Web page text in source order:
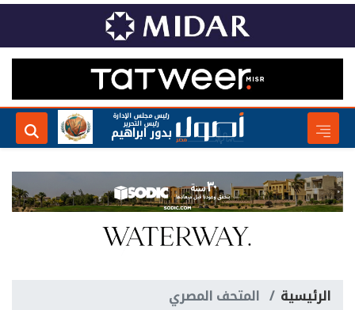
رئيس مجلس الإدارة
رئيس التحرير
بدور ابراهيم
الرئيسية المتحف المصري